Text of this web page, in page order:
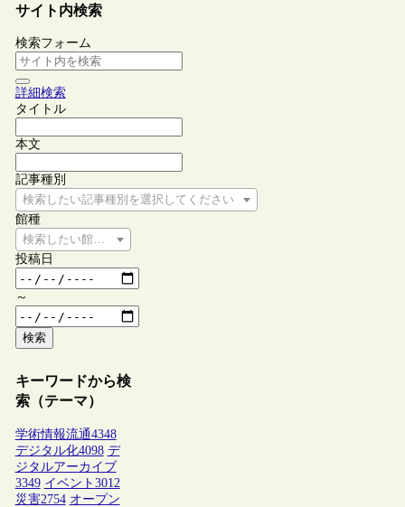
サイト内検索
検索フォーム
詳細検索
タイトル
本文
記事種別
検索したい記事種別を選択してください
館種
検索したい館種を選択してください
投稿日
～
検索
キーワードから検
索（テーマ）
学術情報流通4348
デジタル化4098 デ
ジタルアーカイブ
3349 イベント 3012
災害2754 オープン